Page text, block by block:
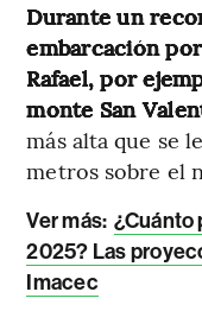
Durante un
embarcación
Rafael, por
monte San
más alta que se
metros sobre el
Ver más: ¿Cuánto
2025? Las
Imacec